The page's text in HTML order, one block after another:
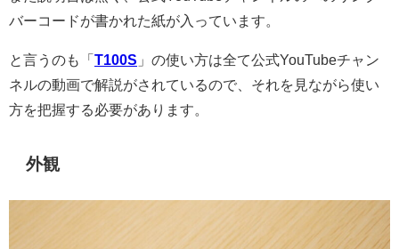
バーコードが書かれた紙が入っています。
と言うのも「 T100S 」の使い方は全て公式YouTubeチャン
ネルの動画で解説がされているので、それを見ながら使い
方を把握する必要があります。
外観